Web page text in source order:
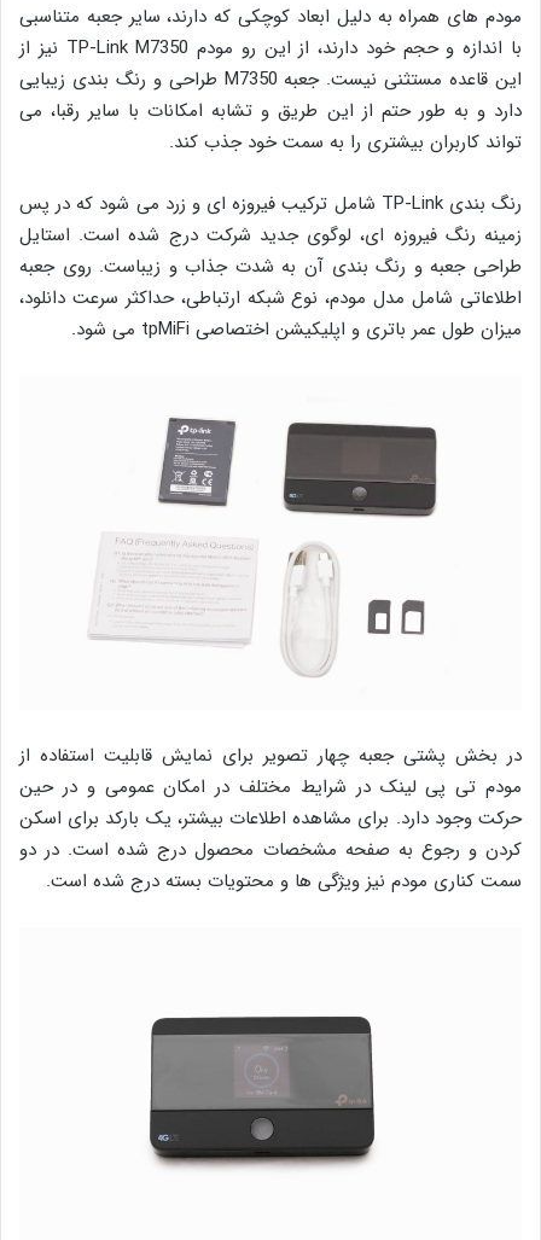
مودم های همراه به دلیل ابعاد کوچکی که دارند، سایر جعبه متناسبی
با اندازه و حجم خود دارند، از این رو مودم TP-Link M7350 نیز از
این قاعده مستثنی نیست. جعبه M7350 طراحی و رنگ بندی زیبایی
دارد و به طور حتم از این طریق و تشابه امکانات با سایر رقبا، می
تواند کاربران بیشتری را به سمت خود جذب کند.
رنگ بندی TP-Link شامل ترکیب فیروزه ای و زرد می شود که در پس
زمینه رنگ فیروزه ای، لوگوی جدید شرکت درج شده است. استایل
طراحی جعبه و رنگ بندی آن به شدت جذاب و زیباست. روی جعبه
اطلاعاتی شامل مدل مودم، نوع شبکه ارتباطی، حداکثر سرعت دانلود،
میزان طول عمر باتری و اپلیکیشن اختصاصی tpMiFi می شود.
در بخش پشتی جعبه چهار تصویر برای نمایش قابلیت استفاده از
مودم تی پی لینک در شرایط مختلف در امکان عمومی و در حین
حرکت وجود دارد. برای مشاهده اطلاعات بیشتر، یک بارکد برای اسکن
کردن و رجوع به صفحه مشخصات محصول درج شده است. در دو
سمت کناری مودم نیز ویژگی ها و محتویات بسته درج شده است.